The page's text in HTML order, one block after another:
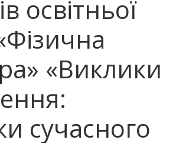
освітньої
«Виклики
сучасного